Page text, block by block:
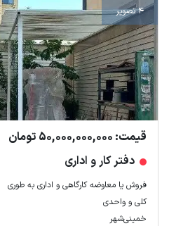
4 تصویر
قیمت: 50,000,000,000 تومان
دفتر کار و اداری
فروش یا معاوضه کارگاهی و اداری به طوری
کلی و واحدی
خمینی‌شهر